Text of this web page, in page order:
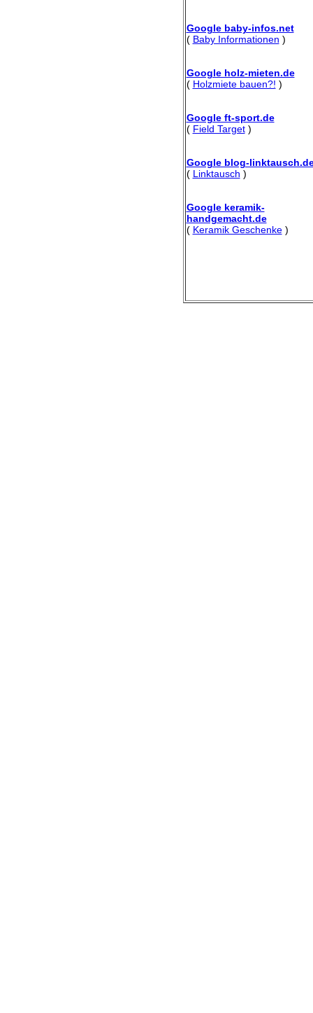
Google baby-infos.net
( Baby Informationen )
Google holz-mieten.de
( Holzmiete bauen?! )
Google ft-sport.de
( Field Target)
Google blog-
( Linktausch )
Google keramik-
handgemacht.de
( Keramik Geschenke)